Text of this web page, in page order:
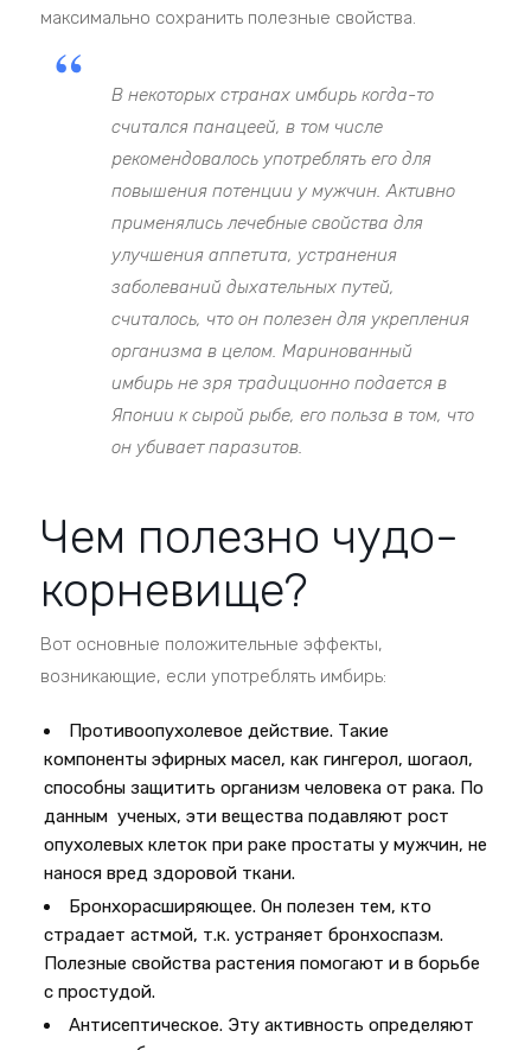
максимально сохранить полезные свойства.
В некоторых странах имбирь когда-то
считался панацеей, в том числе
рекомендовалось употреблять его для
повышения потенции у мужчин. Активно
применялись лечебные свойства для
улучшения аппетита, устранения
заболеваний дыхательных путей,
считалось, что он полезен для укрепления
организма в целом. Маринованный
имбирь не зря традиционно подается в
Японии к сырой рыбе, его польза в том, что
он убивает паразитов.
Чем полезно чудо-
корневище?
Вот основные положительные эффекты,
возникающие, если употреблять имбирь:
Противоопухолевое действие. Такие
компоненты эфирных масел, как гингерол, шогаол,
способны защитить организм человека от рака. По
данным ученых, эти вещества подавляют рост
опухолевых клеток при раке простаты у мужчин, не
нанося вред здоровой ткани.
Бронхорасширяющее. Он полезен тем, кто
страдает астмой, т.к. устраняет бронхоспазм.
Полезные свойства растения помогают и в борьбе
с простудой.
Антисептическое. Эту активность определяют